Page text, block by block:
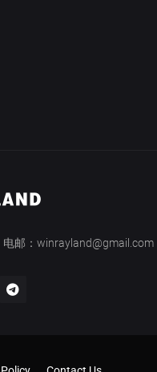
邮：winrayland@gmail.com